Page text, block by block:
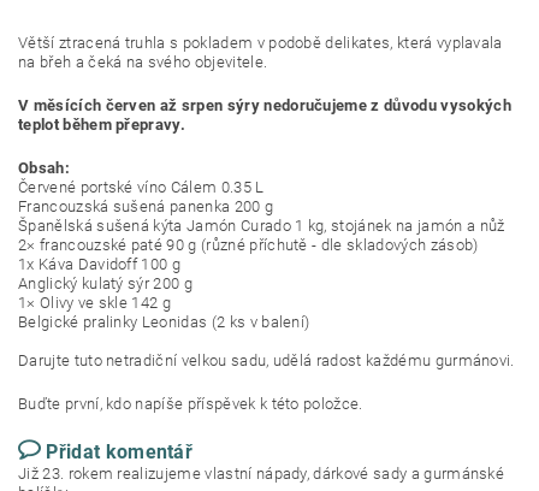
Větší ztracená truhla s pokladem v podobě delikates, která vyplavala
na břeh a čeká na svého objevitele.
V měsících červen až srpen sýry nedoručujeme z důvodu vysokých
teplot během přepravy.
Obsah:
Červené portské víno Cálem 0.35 L
Francouzská sušená panenka 200 g
Španělská sušená kýta Jamón Curado 1 kg, stojánek na jamón a nůž
2× francouzské paté 90 g (různé příchutě - dle skladových zásob)
1x Káva Davidoff 100 g
Anglický kulatý sýr 200 g
1× Olivy ve skle 142 g
Belgické pralinky Leonidas (2 ks v balení)
Darujte tuto netradiční velkou sadu, udělá radost každému gurmánovi.
Buďte první, kdo napíše příspěvek k této položce.
Přidat komentář
Již 23. rokem realizujeme vlastní nápady, dárkové sady a gurmánské